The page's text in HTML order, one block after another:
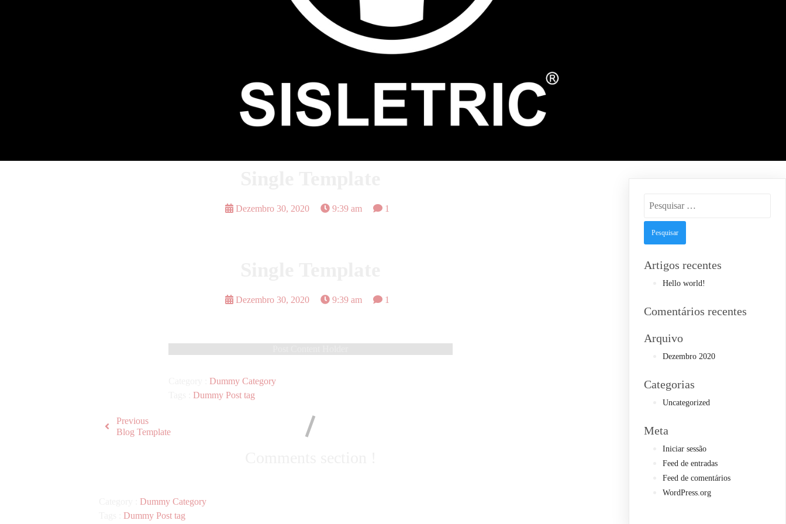
Dezembro 30, 2020 9:39 am 1
Dezembro 30, 2020 9:39 am 1
Dummy Category
Dummy Post tag
Previous
Blog Template
Dummy Category
Dummy Post tag
por:
Artigos recentes
Hello world!
Comentários recentes
Arquivo
Dezembro 2020
Categorias
Uncategorized
Meta
Iniciar sessão
Feed de entradas
Feed de comentários
WordPress.org